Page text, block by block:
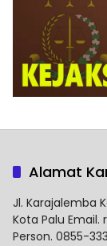
Alamat
Jl. Karajalemba
Kota Palu
Person. 0855-